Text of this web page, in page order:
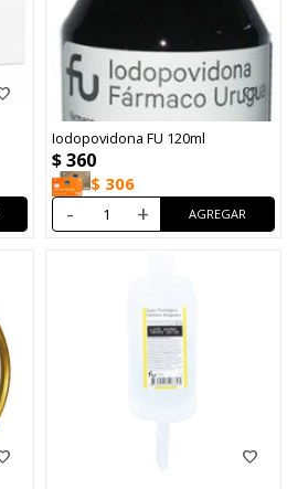
Iodopovidona FU 120ml
$360
$ 306
- +